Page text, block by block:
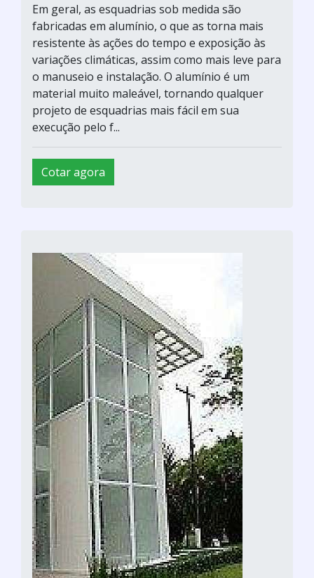
Em geral, as esquadrias sob medida são
fabricadas em alumínio, o que as torna mais
resistente às ações do tempo e exposição às
variações climáticas, assim como mais leve para
o manuseio e instalação. O alumínio é um
material muito maleável, tornando qualquer
projeto de esquadrias mais fácil em sua
execução pelo f...
Cotar agora